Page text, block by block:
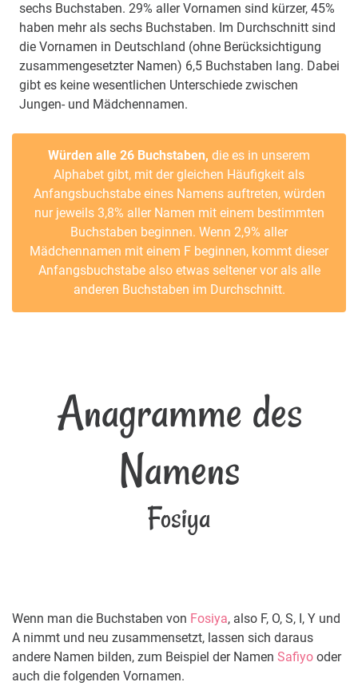
sechs Buchstaben. 29% aller Vornamen sind kürzer, 45%
haben mehr als sechs Buchstaben. Im Durchschnitt sind
die Vornamen in Deutschland (ohne Berücksichtigung
zusammengesetzter Namen) 6,5 Buchstaben lang. Dabei
gibt es keine wesentlichen Unterschiede zwischen
Jungen- und Mädchennamen.
Würden alle 26 Buchstaben, die es in unserem
Alphabet gibt, mit der gleichen Häufigkeit als
Anfangsbuchstabe eines Namens auftreten, würden
nur jeweils 3,8% aller Namen mit einem bestimmten
Buchstaben beginnen. Wenn 2,9% aller
Mädchennamen mit einem F beginnen, kommt dieser
Anfangsbuchstabe also etwas seltener vor als alle
anderen Buchstaben im Durchschnitt.
Anagramme des
Namens
Fosiya
Wenn man die Buchstaben von Fosiya, also F, O, S, I, Y und
A nimmt und neu zusammensetzt, lassen sich daraus
andere Namen bilden, zum Beispiel der Namen Safiyo oder
auch die folgenden Vornamen.